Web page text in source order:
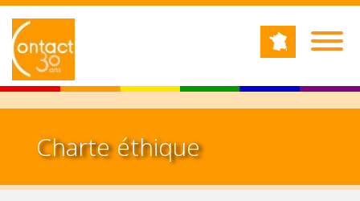
Jump to navigation
Formulaire de recherche
RECHERCHE
Charte éthique